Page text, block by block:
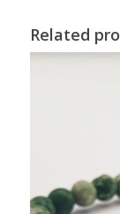
Related